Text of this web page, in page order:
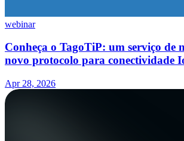
webinar
Conheça o TagoTiP: um serviço de
novo protocolo para conectividade
Apr 28, 2026